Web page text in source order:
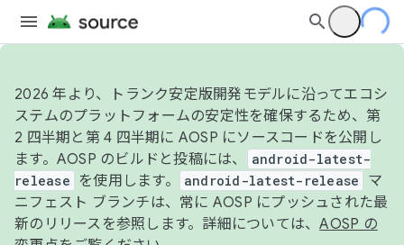
2026 年より、トランク安定版開発モデルに沿ってエコシ
ステムのプラットフォームの安定性を確保するため、第
2 四半期と第 4 四半期に AOSP にソースコードを公開し
ます。AOSP のビルドと投稿には、
android-latest-
release
を使用します。 android-latest-release
マ
ニフェスト ブランチは、常に AOSP にプッシュされた最
新のリリースを参照します。詳細については、AOSP の